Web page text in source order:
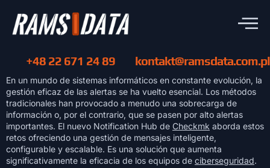
+48 22 671 24 89 kontakt@ramsdata.com.pl
En un mundo de sistemas informáticos en constante evolución, la
gestión eficaz de las alertas se ha vuelto esencial. Los métodos
tradicionales han provocado a menudo una sobrecarga de
información o, por el contrario, que se pasen por alto alertas
importantes. El nuevo Notification Hub de Checkmk aborda estos
retos ofreciendo una gestión de mensajes inteligente,
configurable y escalable. Es una solución que aumenta
significativamente la eficacia de los equipos de ciberseguridad.